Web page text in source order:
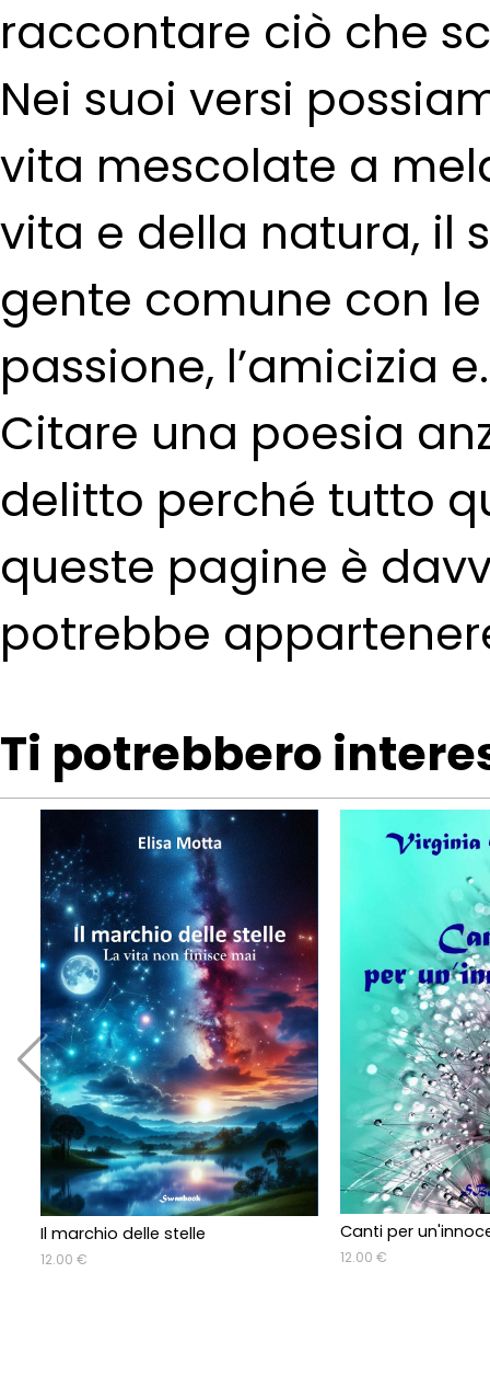
raccontare ciò che
Nei suoi versi
vita mescolate a
vita e della natura, il
gente comune con
passione, l’amicizia
Citare una poesia
delitto perché tutto
queste pagine è
potrebbe
Ti potrebbero
Il marchio delle stelle
12.00 €
Canti per
12.00 €